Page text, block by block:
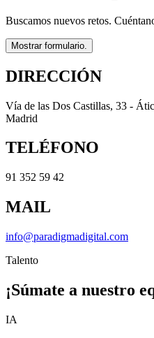
Buscamos nuevos retos.
Mostrar formulario.
DIRECCIÓN
Vía de las Dos Castillas, 33 -
Madrid
TELÉFONO
91 352 59 42
MAIL
info@paradigmadigital.com
Talento
¡Súmate a nuestro
IA